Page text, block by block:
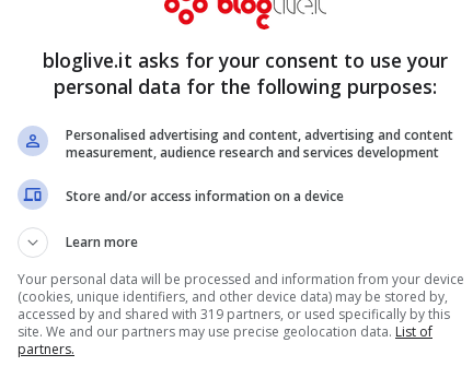
è affidato il compito di svelare la
opinionisti che sosterranno la nazionale
per il primo evento trasmesso in diretta
affidato adAntonio MunariedAntonio
Daniele Piervincenzi, invece,
dall’esperto
incursioni del cuoco rugbista più famoso
. Una squadra che, come ha detto la
il rugby in modo serio e competente,
bloglive.it asks for your consent to use your
personal data for the following purposes:
Personalised advertising and content, advertising and content
measurement, audience research and services development
Store and/or access information on a device
Learn more
Your personal data will be processed and information from your device
(cookies, unique identifiers, and other device data) may be stored by,
accessed by and shared with 319 partners, or used specifically by this
site. We and our partners may use precise geolocation data. List of
partners.